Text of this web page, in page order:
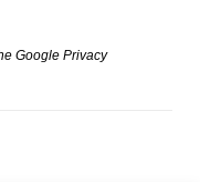
Google Privacy